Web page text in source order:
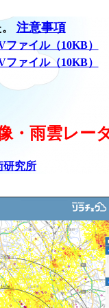
注意事項
ファイル（10KB）
ファイル（10KB）
・雨雲レー
研究所